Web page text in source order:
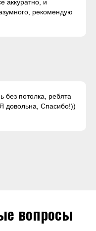
аккуратно, и
рекомендую
без потолка, ребята
довольна, Спасибо!))
вопросы